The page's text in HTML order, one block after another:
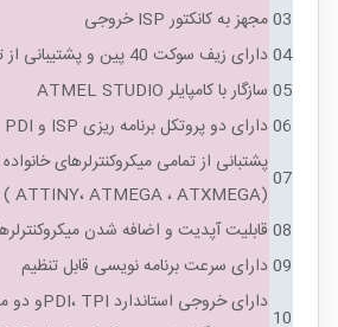
03مجهز به کانکتور ISP خروجی
04دارای زیف سوکت 40 پین و پشتیبانی از تمامی تراشه های DIP
05 سازگار با کامپایلر ATMEL STUDIO
06دارای دو پروتکل برنامه ریزی ISP و PDI
07
(ATTINY، ATMEGA ، ATXMEGA )
08 قابلیت آپدیت و اضافه شدن
09دارای سرعت برنامه نویسی قابل تنظیم
10